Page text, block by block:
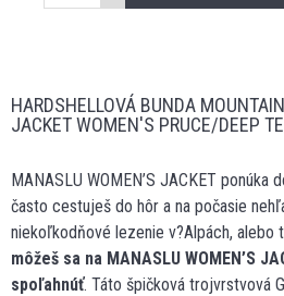
HARDSHELLOVÁ BUNDA
JACKET WOMEN'S PRUCE/DEEP
MANASLU WOMEN’S JACKET ponúka
často cestuješ do hôr a na počasie
niekoľkodňové lezenie v?Alpách, alebo
môžeš sa na MANASLU WOMEN’S
spoľahnúť. Táto špičková trojvrstvová